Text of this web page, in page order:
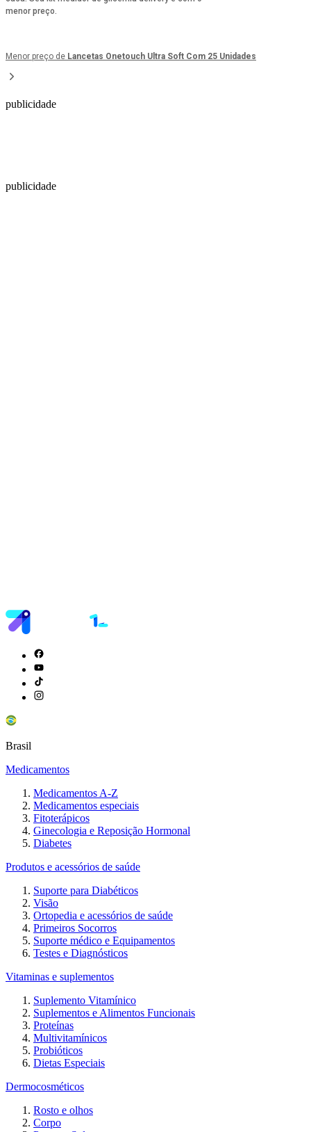
menor preço.
Menor preço de Lancetas Onetouch Ultra Soft Com 25 Unidades
publicidade
publicidade
Brasil
Medicamentos
Medicamentos A-Z
Medicamentos especiais
Fitoterápicos
Ginecologia e Reposição Hormonal
Diabetes
Produtos e acessórios de saúde
Suporte para Diabéticos
Visão
Ortopedia e acessórios de saúde
Primeiros Socorros
Suporte médico e Equipamentos
Testes e Diagnósticos
Vitaminas e suplementos
Suplemento Vitamínico
Suplementos e Alimentos Funcionais
Proteínas
Multivitamínicos
Probióticos
Dietas Especiais
Dermocosméticos
Rosto e olhos
Corpo